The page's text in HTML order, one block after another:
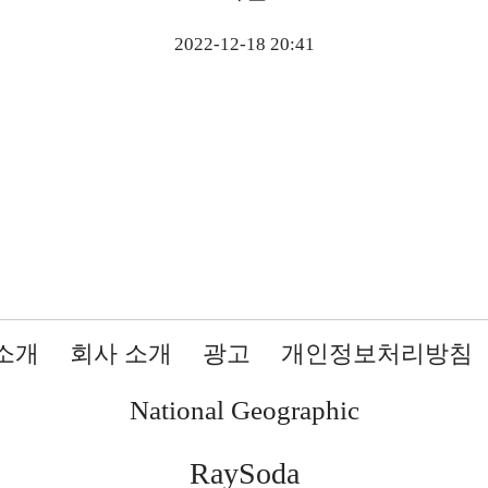
2022-12-18 20:41
개 회사 소개 광고 개인정보처리방침
National Geographic
RaySoda